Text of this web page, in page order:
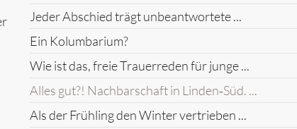
Jeder Abschied trägt unbeantwortete ...
Ein Kolumbarium?
Wie ist das, freie Trauerreden für junge ...
Alles gut?! Nachbarschaft in Linden‑Süd. ...
Als der Frühling den Winter vertrieben ...